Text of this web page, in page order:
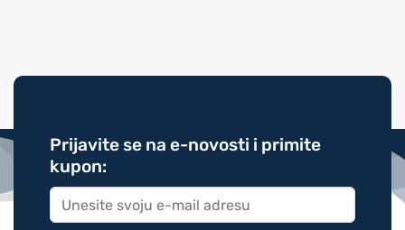
Prijavite se na e-novosti i primite
kupon: